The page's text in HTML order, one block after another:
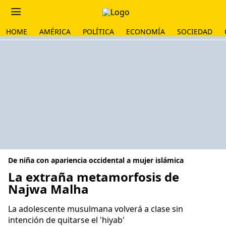
HOME AMÉRICA POLÍTICA ECONOMÍA SOCIEDAD
De niña con apariencia occidental a mujer islámica
La extraña metamorfosis de
Najwa Malha
La adolescente musulmana volverá a clase sin
intención de quitarse el 'hiyab'